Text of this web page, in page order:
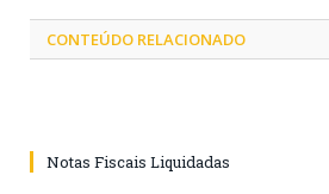
CONTEÚDO RELACIONADO
Notas Fiscais Liquidadas